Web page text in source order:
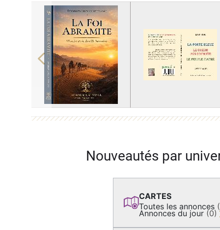
Previous
Nouveautés par
CARTES
Toutes les annonces
Annonces du jour (0)